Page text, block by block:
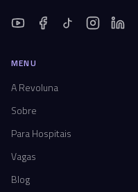
MENU
A Revoluna
Sobre
Para Hospitais
Vagas
Blog